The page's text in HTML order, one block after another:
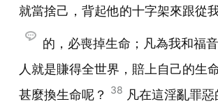
就當捨己，背起他的十字架來跟從
的，必喪掉生命；凡為我和福
人就是賺得全世界，賠上自己的生
甚麼換生命呢？
38 凡在這淫亂罪